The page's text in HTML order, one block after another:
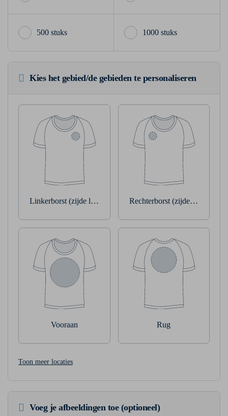
500 stuks 1000 stuks
Kies het gebied/de gebieden te personaliseren
Linkerborst (zijde linkerarm) Rechterborst (zijde
Vooraan Rug
Toon meer locaties
Voeg je afbeeldingen toe (optioneel)